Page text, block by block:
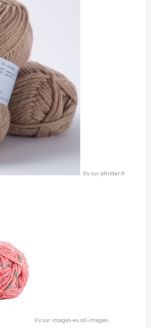
Vu sur phildar.fr
Vu sur images-eu.ssl-images-